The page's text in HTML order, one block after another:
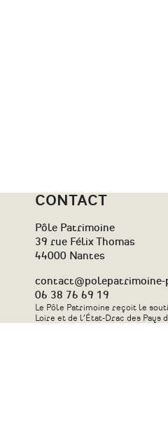
CONTACT
Pôle Patrimoine
39 rue Félix Thomas
44000 Nantes
06 38 76 69 19
Le Pôle Patrimoine reçoit le
Loire et de l’État-Drac des Pays